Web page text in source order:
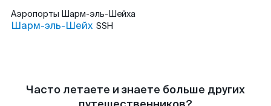
Аэропорты Шарм-эль-Шейха
Шарм-эль-Шейх SSH
Часто летаете и знаете больше других